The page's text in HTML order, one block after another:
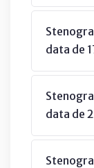
data de
data de